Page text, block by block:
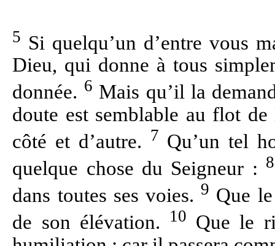
5 Si quelqu’un d’entre vous
Dieu, qui donne à tous
donnée. 6 Mais qu’il la
doute est semblable au flot
côté et d’autre. 7 Qu’un tel
quelque chose du Seigneur : 8
dans toutes ses voies. 9 Que
de son élévation.
10 Que le